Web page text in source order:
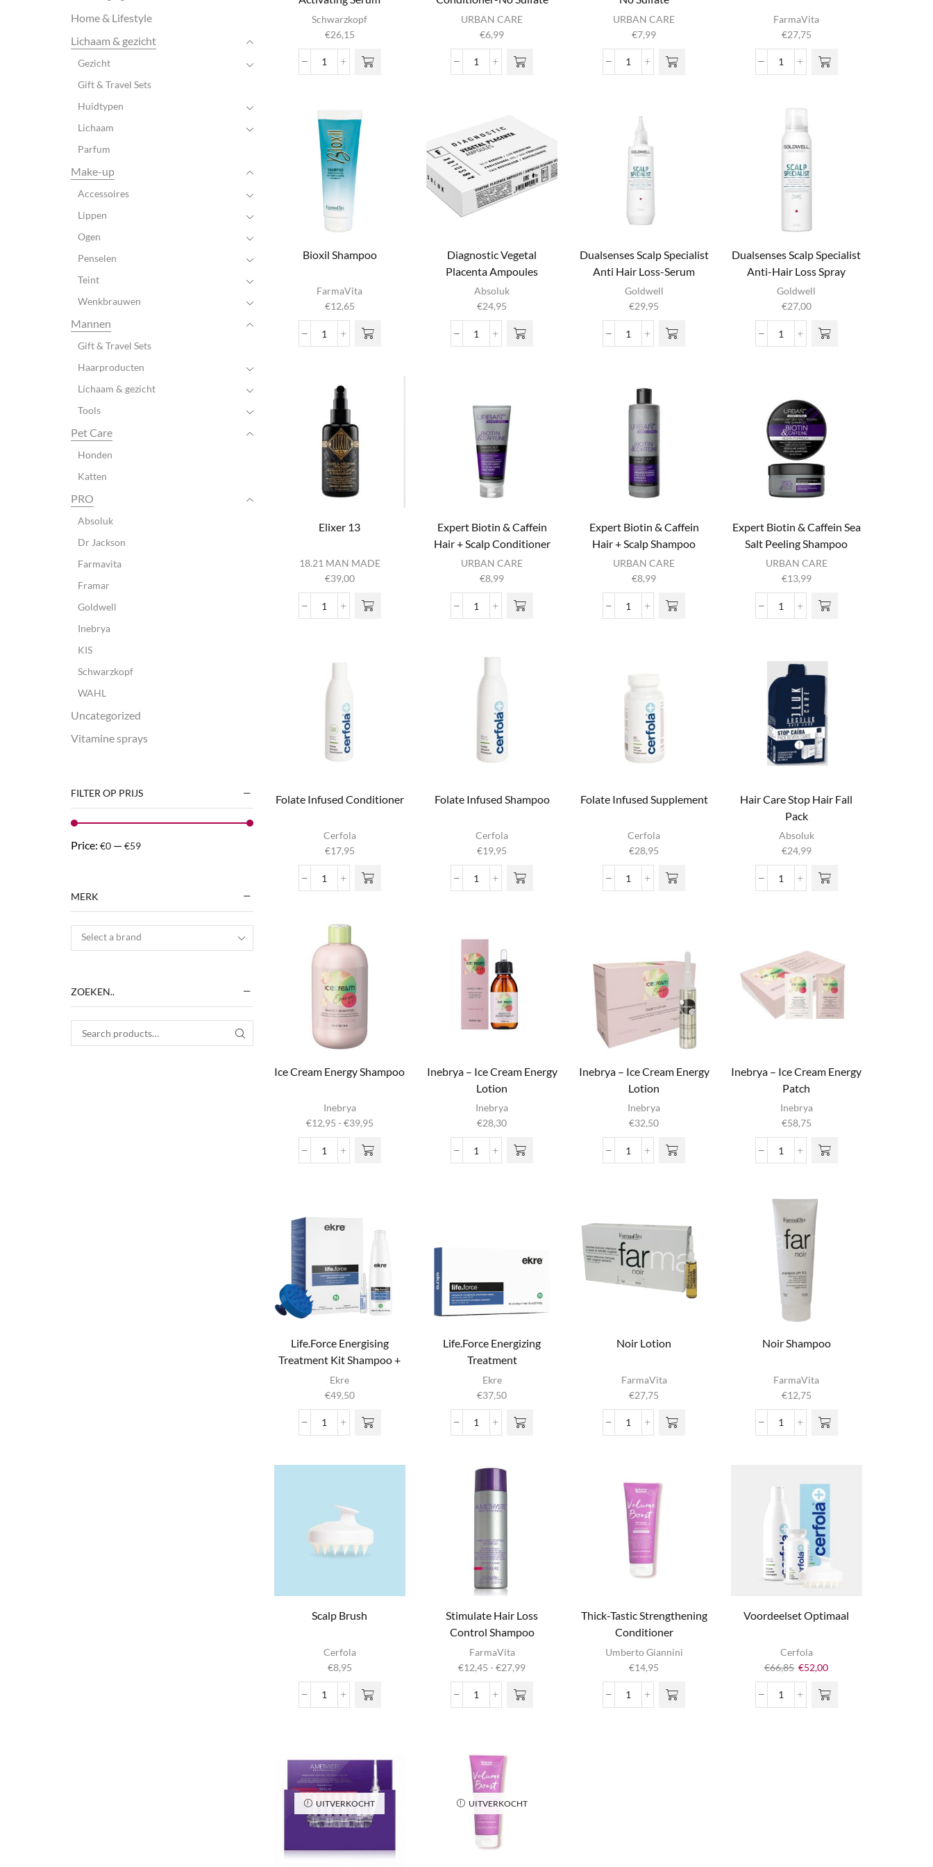
Schwarzkopf
€26,15
BC
Activating
Serum
aantal
URBAN CARE
€6,99
Biotin
Sulfate
aantal
URBAN CARE
€7,99
Biotin
No
Sulfate
aantal
FarmaVita
€27,75
Bioxil
Bioxil Shampoo
FarmaVita
€12,65
Bioxil
Diagnostic Vegetal
Placenta Ampoules
Absoluk
€24,95
Diagnostic
Dualsenses Scalp Specialist
Anti Hair Loss-Serum
Goldwell
€29,95
Dualsenses
Loss-
Serum
aantal
Dualsenses Scalp Specialist
Anti-Hair Loss Spray
Goldwell
€27,00
Dualsenses
Hair
Loss
Spray
aantal
Elixer 13
18.21 MAN MADE
€39,00
Elixer
Expert Biotin & Caffein
Hair + Scalp Conditioner
URBAN CARE
€8,99
Expert
Caffein
+
Scalp
Conditioner
aantal
Expert Biotin & Caffein
Hair + Scalp Shampoo
URBAN CARE
€8,99
Expert
+
Scalp
Shampoo
aantal
Expert Biotin & Caffein Sea
Salt Peeling Shampoo
URBAN CARE
€13,99
Expert
Sea
Peeling
Shampoo
aantal
Folate Infused Conditioner
Cerfola
€17,95
Folate
aantal
Folate Infused Shampoo
Cerfola
€19,95
Folate
Folate Infused Supplement
Cerfola
€28,95
Folate
Hair Care Stop Hair Fall
Pack
Absoluk
€24,99
Hair
Pack
aantal
Ice Cream Energy Shampoo
Inebrya
€12,95 - €39,95Prijsklasse:
tot
Ice
heeft
meerdere
optie kan
Inebrya – Ice Cream Energy
Lotion
Inebrya
€28,30
Inebrya
Inebrya – Ice Cream Energy
Lotion
Inebrya
€32,50
Inebrya
Lotion
Inebrya – Ice Cream Energy
Patch
Inebrya
€58,75
Inebrya
Cream
Energy
Patch
aantal
Life.Force Energising
Treatment Kit Shampoo +
Treatment
Ekre
€49,50
Life.Force
Treatment
Life.Force Energizing
Treatment
Ekre
€37,50
Life.Force
aantal
Noir Lotion
FarmaVita
€27,75
Noir
Noir Shampoo
FarmaVita
€12,75
Noir
Scalp Brush
Cerfola
€8,95
Scalp
Stimulate Hair Loss
Control Shampoo
FarmaVita
€12,45 - €27,99Prijsklasse:
tot
Stimulate
Shampoo
aantal
heeft
meerdere
optie kan
Thick-Tastic Strengthening
Conditioner
Umberto Giannini
€14,95
Thick-
Voordeelset Optimaal
Cerfola
€66,85 Oorspronkelijke
prijs
was:
€66,85.
€52,00Huidige
is:
Voordeelset
UITVERKOCHT UITVERKOCHT
Home & Lifestyle
Lichaam & gezicht
Gezicht
Gift & Travel Sets
Huidtypen
Lichaam
Parfum
Make-up
Accessoires
Lippen
Ogen
Penselen
Teint
Wenkbrauwen
Mannen
Gift & Travel Sets
Haarproducten
Lichaam & gezicht
Tools
Pet Care
Honden
Katten
PRO
Absoluk
Dr Jackson
Farmavita
Framar
Goldwell
Inebrya
KIS
Schwarzkopf
WAHL
Uncategorized
Vitamine sprays
FILTER OP PRIJS
Price: €0 — €59
MERK
Select a brand
ZOEKEN..
Search for: SEARCH